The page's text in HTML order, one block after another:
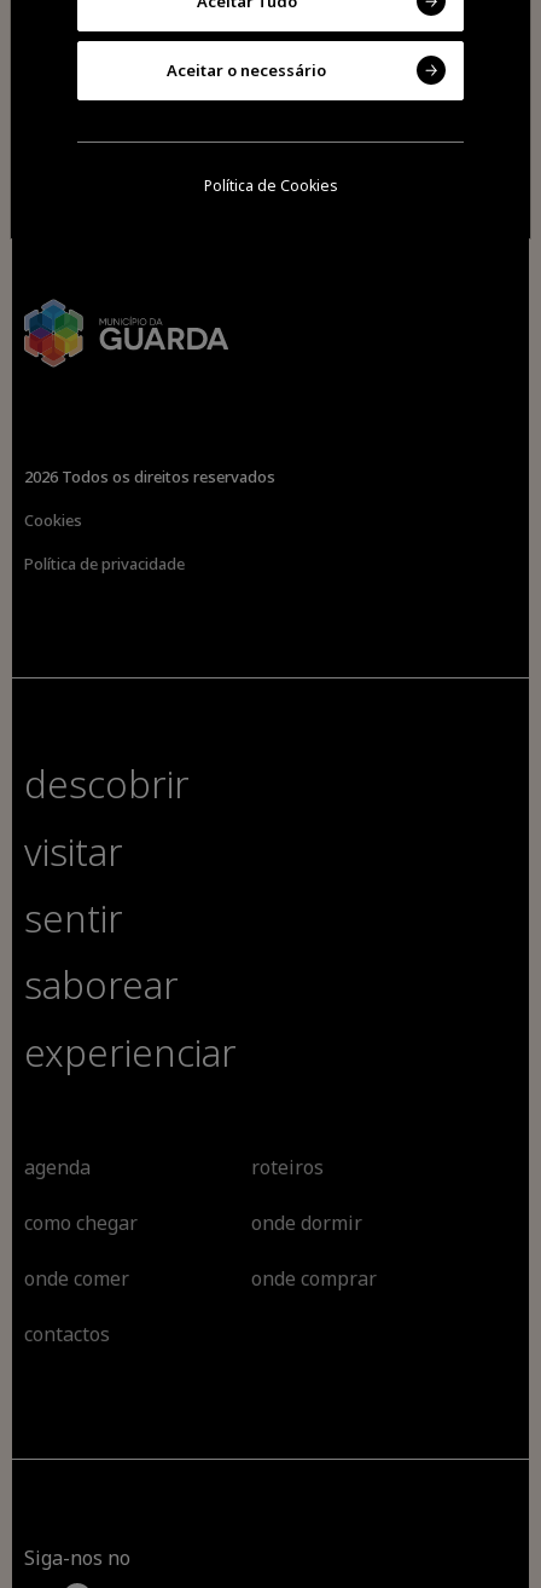
2026 Todos os direitos reservados
Cookies
Política de privacidade
descobrir
visitar
sentir
saborear
experienciar
agenda roteiros
como chegar onde dormir
onde comer onde comprar
contactos
Siga-nos no
Aceitar o necessário
Política de Cookies